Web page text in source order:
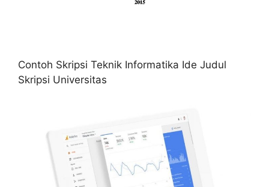
Contoh Skripsi Teknik Informatika Ide Judul
Skripsi Universitas